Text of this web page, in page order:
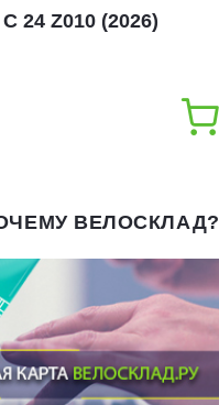
24 Z010 (2026)
ВЕЛОСКЛАД?